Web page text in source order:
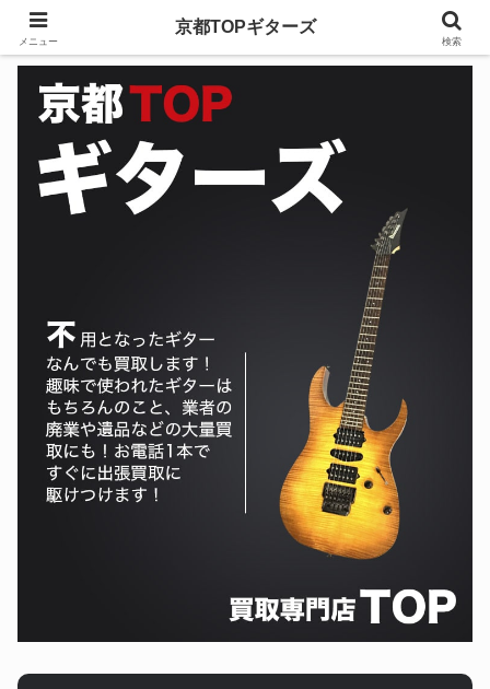
メニュー
京都TOPギターズ
検索